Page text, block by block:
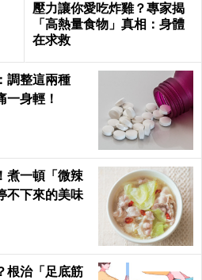
壓力讓你愛吃炸雞？專家揭
「高熱量食物」真相：身體
在求救
調整這兩種
一身輕！
煮一頓「微辣
不下來的美味
根治「足底筋